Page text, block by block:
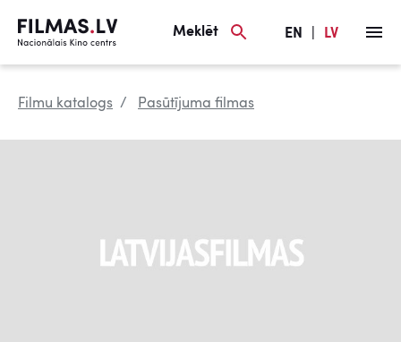
Meklēt EN LV
Filmu katalogs Pasūtījuma filmas